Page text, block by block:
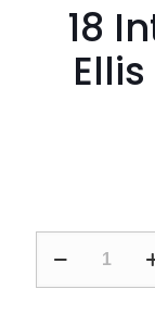
18
Intense
by